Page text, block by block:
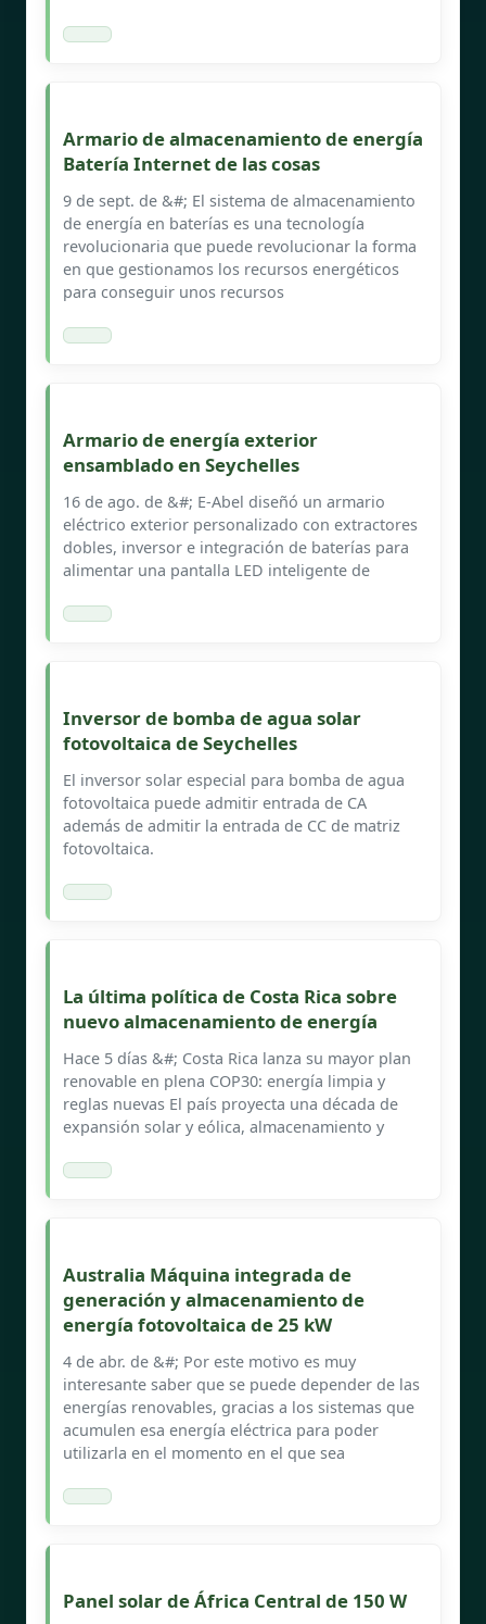
Armario de almacenamiento de energía
Batería Internet de las cosas
9 de sept. de &#; El sistema de almacenamiento
de energía en baterías es una tecnología
revolucionaria que puede revolucionar la forma
en que gestionamos los recursos energéticos
para conseguir unos recursos
Armario de energía exterior
ensamblado en Seychelles
16 de ago. de &#; E-Abel diseñó un armario
eléctrico exterior personalizado con extractores
dobles, inversor e integración de baterías para
alimentar una pantalla LED inteligente de
Inversor de bomba de agua solar
fotovoltaica de Seychelles
El inversor solar especial para bomba de agua
fotovoltaica puede admitir entrada de CA
además de admitir la entrada de CC de matriz
fotovoltaica.
La última política de Costa Rica sobre
nuevo almacenamiento de energía
Hace 5 días &#; Costa Rica lanza su mayor plan
renovable en plena COP30: energía limpia y
reglas nuevas El país proyecta una década de
expansión solar y eólica, almacenamiento y
Australia Máquina integrada de
generación y almacenamiento de
energía fotovoltaica de 25 kW
4 de abr. de &#; Por este motivo es muy
interesante saber que se puede depender de las
energías renovables, gracias a los sistemas que
acumulen esa energía eléctrica para poder
utilizarla en el momento en el que sea
Panel solar de África Central de 150 W